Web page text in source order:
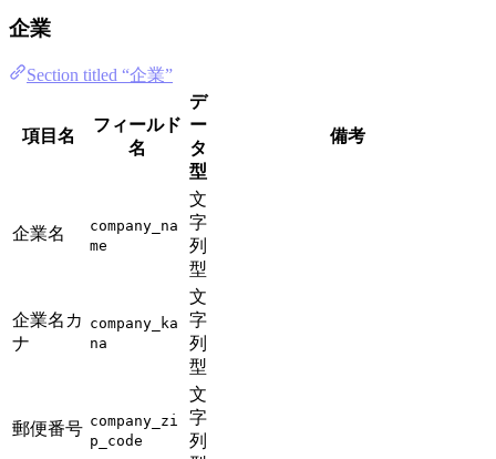
企業
Section titled “企業”
項目名
フィールド
名
デ
ー
タ
型
備考
企業名
company_na
me
文
字
列
型
企業名カ
ナ
company_ka
na
文
字
列
型
郵便番号 company_zi
p_code
文
字
列